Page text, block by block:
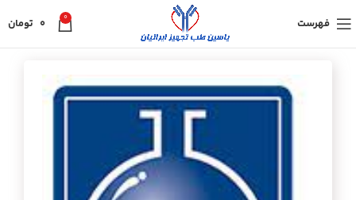
فهرست 0
0 تومان